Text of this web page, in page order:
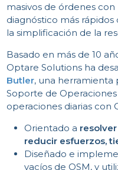
masivos de órdenes
diagnóstico más rápidos
la simplificación de la
Basado en más de 10
Optare Solutions ha
Butler, una herramienta
Soporte de
operaciones diarias con
Orientado a
reducir esfuerzos,
Diseñado e
vacíos de OSM, y